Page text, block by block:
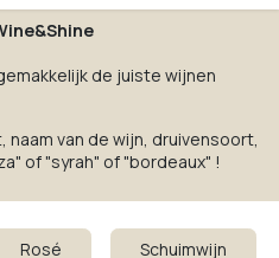
de juiste wijnen
van de wijn, druivensoort,
of "syrah" of "bordeaux" !
Rosé Schuimwijn